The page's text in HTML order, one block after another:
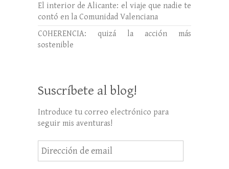
El interior de Alicante: el viaje que nadie te
contó en la Comunidad Valenciana
COHERENCIA: quizá la acción más
sostenible
Suscríbete al blog!
Introduce tu correo electrónico para
seguir mis aventuras!
Dirección
de